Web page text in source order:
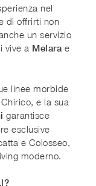
nel
di offrirti non
un servizio
vive a Melara e
linee morbide
e la sua
garantisce
esclusive
e Colosseo,
moderno.